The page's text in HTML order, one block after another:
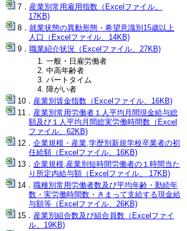
産業別常用雇用指数（Excelファイル、
17KB)
就業状態の異動形態・希望意識別15歳以上
人口（Excelファイル、14KB)
職業紹介状況（Excelファイル、27KB)
一般・日雇労働者
中高年齢者
パートタイム
障がい者
産業別賃金指数（Excelファイル、16KB)
産業別常用労働者１人平均月間現金給与総
額及び１人平均月間総実労働時間数（Excel
ファイル、62KB)
企業規模・産業,学歴別新規学校卒業者の初
任給額（Excelファイル、16KB)
企業規模,産業別短時間労働者の１時間当た
り所定内給与額（Excelファイル、 17KB)
職種別常用労働者数及び平均年齢・勤続年
数・実労働時間数・きまって支給する現金給
与額等（Excelファイル、26KB)
産業別組合数及び組合員数（Excelファイ
ル、19KB)